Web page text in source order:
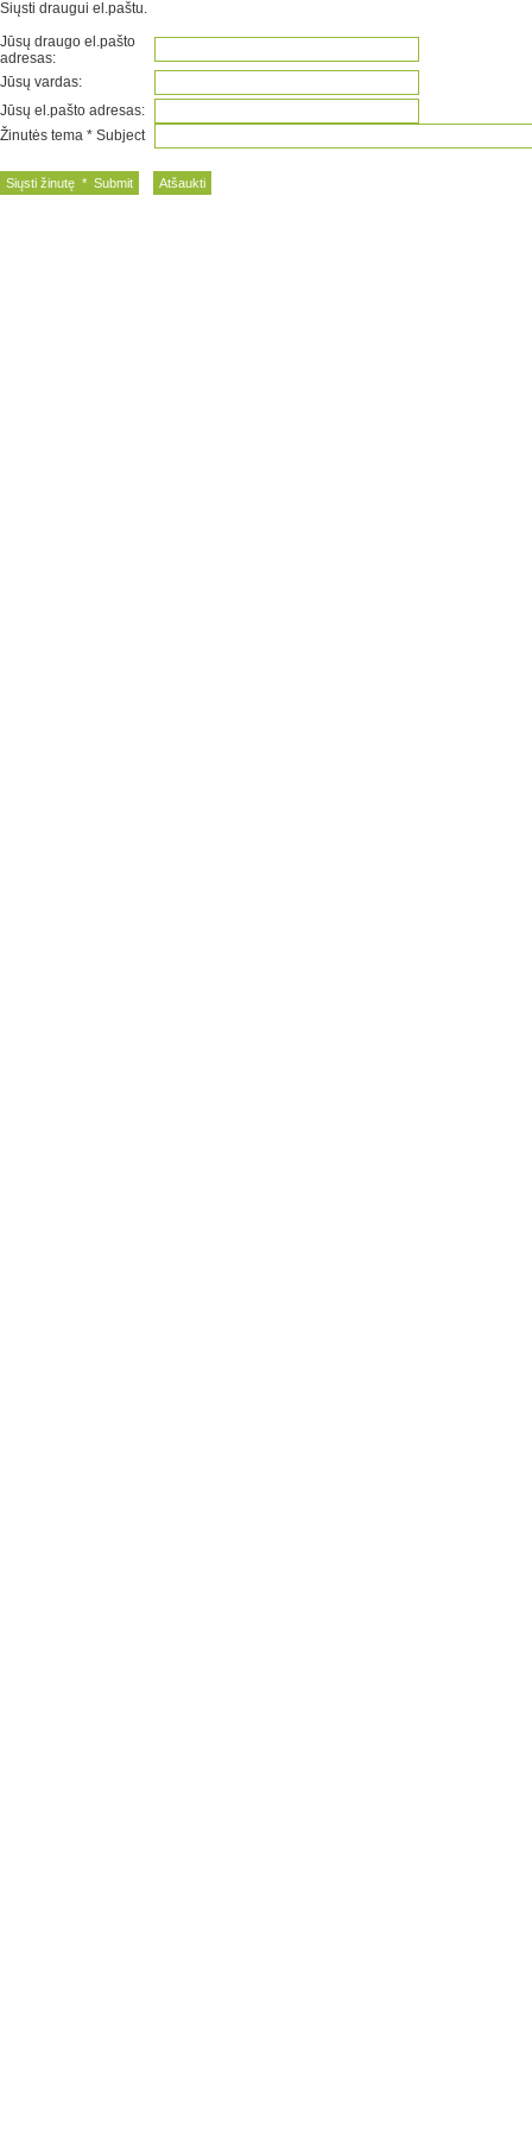
Siųsti draugui el.paštu.
Jūsų draugo el.pašto
adresas:
Jūsų vardas:
Jūsų el.pašto adresas:
Žinutės tema * Subject